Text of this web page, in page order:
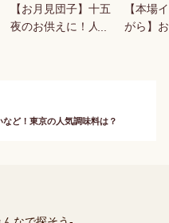
【お月見団子】十五
夜のお供えに！人気
【本場
がら】
など！東京の人気調味料は？